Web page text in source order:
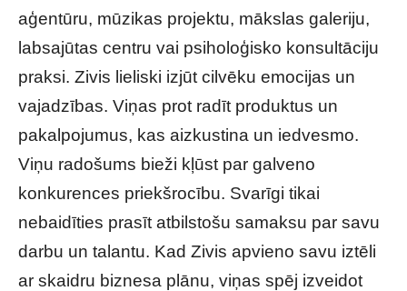
aģentūru, mūzikas projektu, mākslas galeriju,
labsajūtas centru vai psiholoģisko konsultāciju
praksi. Zivis lieliski izjūt cilvēku emocijas un
vajadzības. Viņas prot radīt produktus un
pakalpojumus, kas aizkustina un iedvesmo.
Viņu radošums bieži kļūst par galveno
konkurences priekšrocību. Svarīgi tikai
nebaidīties prasīt atbilstošu samaksu par savu
darbu un talantu. Kad Zivis apvieno savu iztēli
ar skaidru biznesa plānu, viņas spēj izveidot